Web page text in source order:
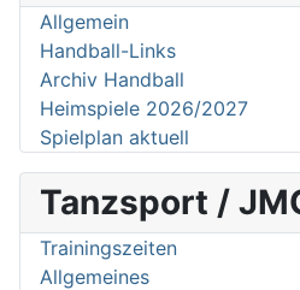
Allgemein
Handball-Links
Archiv Handball
Heimspiele 2026/2027
Spielplan aktuell
Tanzsport /
Trainingszeiten
Allgemeines